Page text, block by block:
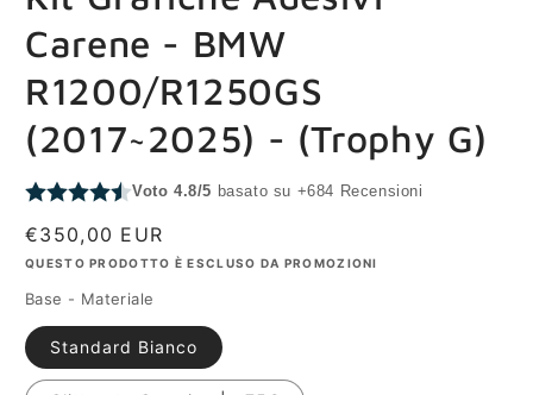
1
finestra
modale
Carene - BMW
R1200/R1250GS
(2017~2025) - (Trophy G)
Voto 4.8/5 basato su +684 Recensioni
Prezzo
di
listino
€350,00 EUR
QUESTO PRODOTTO È ESCLUSO DA PROMOZIONI
Base - Materiale
Standard Bianco